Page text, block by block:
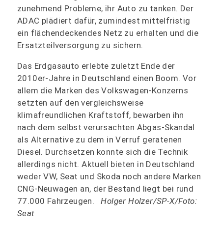
zunehmend Probleme, ihr Auto zu tanken. Der
ADAC plädiert dafür, zumindest mittelfristig
ein flächendeckendes Netz zu erhalten und die
Ersatzteilversorgung zu sichern.
Das Erdgasauto erlebte zuletzt Ende der
2010er-Jahre in Deutschland einen Boom. Vor
allem die Marken des Volkswagen-Konzerns
setzten auf den vergleichsweise
klimafreundlichen Kraftstoff, bewarben ihn
nach dem selbst verursachten Abgas-Skandal
als Alternative zu dem in Verruf geratenen
Diesel. Durchsetzen konnte sich die Technik
allerdings nicht. Aktuell bieten in Deutschland
weder VW, Seat und Skoda noch andere Marken
CNG-Neuwagen an, der Bestand liegt bei rund
77.000 Fahrzeugen.
Holger Holzer/SP-X/Foto:
Seat